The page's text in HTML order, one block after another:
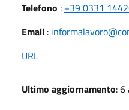
Telefono : +39 0331
Email :
URL
Ultimo aggiornamento: